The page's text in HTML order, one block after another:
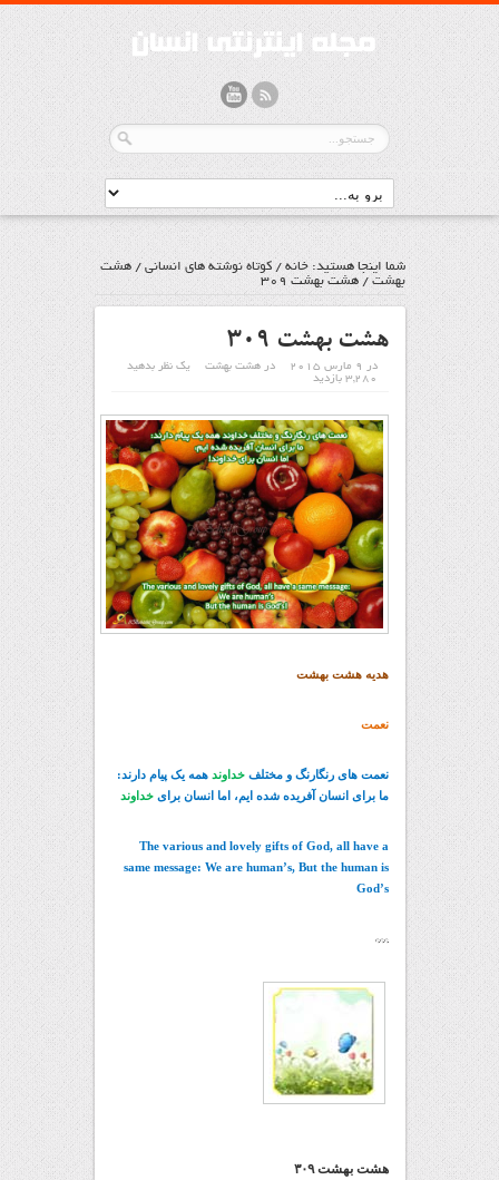
شما اینجا هستید:خانه /کوتاه نوشته های انسانی /هشت
بهشت /هشت بهشت ۳۰۹
هشت بهشت ۳۰۹
در 9 مارس 2015 درهشت بهشت
یک نظر بدهید
3,280 بازدید
هدیه هشت بهشت
نعمت
نعمت های رنگارنگ و مختلف خداوند همه یک پیام دارند:
ما برای انسان آفریده شده ایم، اما انسان برایخداوند
The various and lovely gifts of God, all have a
same message: We are human’s, But the human is
God’s
***
هشت بهشت ۳۰۹